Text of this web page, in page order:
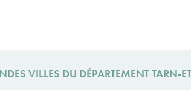
VILLES DU DÉPARTEMENT TARN-